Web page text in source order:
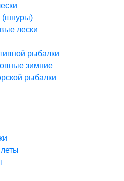
(шнуры)
лески
рыбалки
зимние
рыбалки